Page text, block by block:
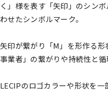
く」様を表す「矢印」のシン
わせたシンボルマーク。
矢印が繋がり「M」を形作る
事業者」の繋がりや持続性と循
LECIPのロゴカラーや形状を